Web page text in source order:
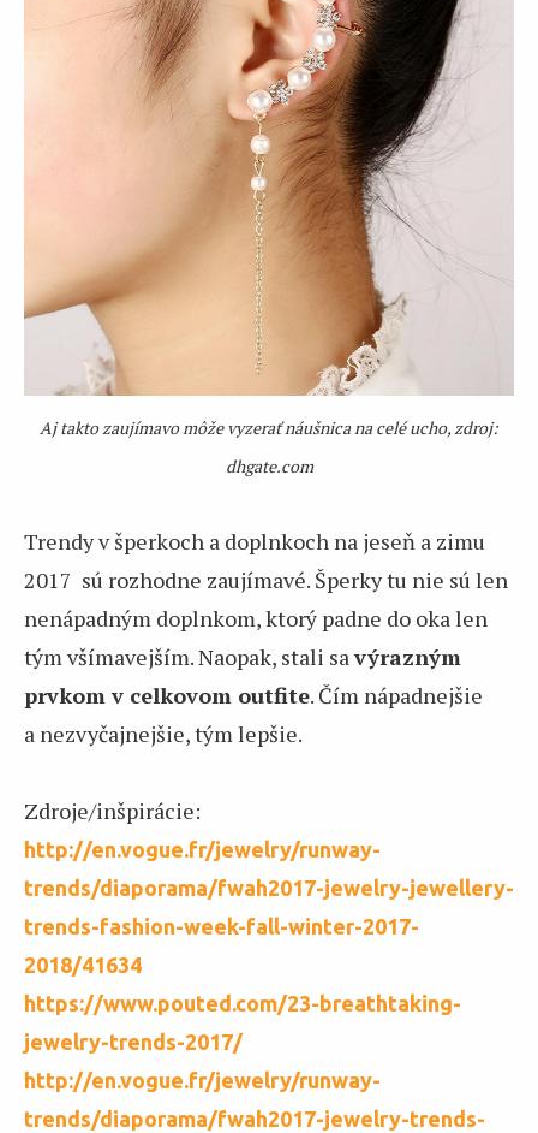
Aj takto zaujímavo môže vyzerať náušnica na celé ucho, zdroj:
dhgate.com
Trendy v šperkoch a doplnkoch na jeseň a zimu
2017 sú rozhodne zaujímavé. Šperky tu nie sú len
nenápadným doplnkom, ktorý padne do oka len
tým všímavejším. Naopak, stali savýrazným
prvkom v celkovom outfite. Čím nápadnejšie
a nezvyčajnejšie, tým lepšie.
Zdroje/inšpirácie:
http://en.vogue.fr/jewelry/runway-
trends/diaporama/fwah2017-jewelry-jewellery-
trends-fashion-week-fall-winter-2017-
2018/41634
https://www.pouted.com/23-breathtaking-
jewelry-trends-2017/
http://en.vogue.fr/jewelry/runway-
trends/diaporama/fwah2017-jewelry-trends-